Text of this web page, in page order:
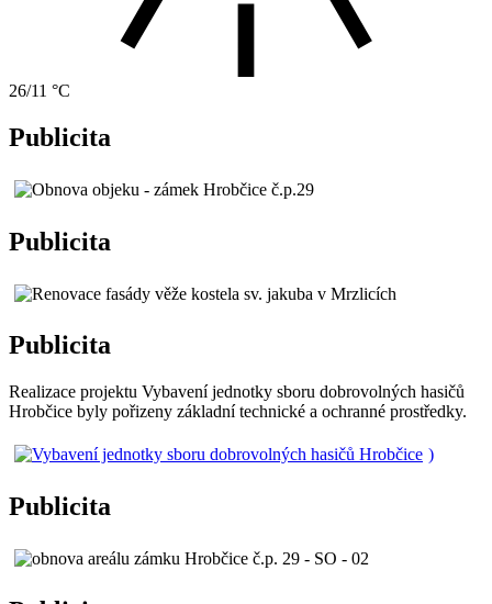
26/11 °C
Publicita
Publicita
Publicita
Realizace projektu Vybavení jednotky sboru dobrovolných hasičů
Hrobčice byly pořizeny základní technické a ochranné prostředky.
)
Publicita